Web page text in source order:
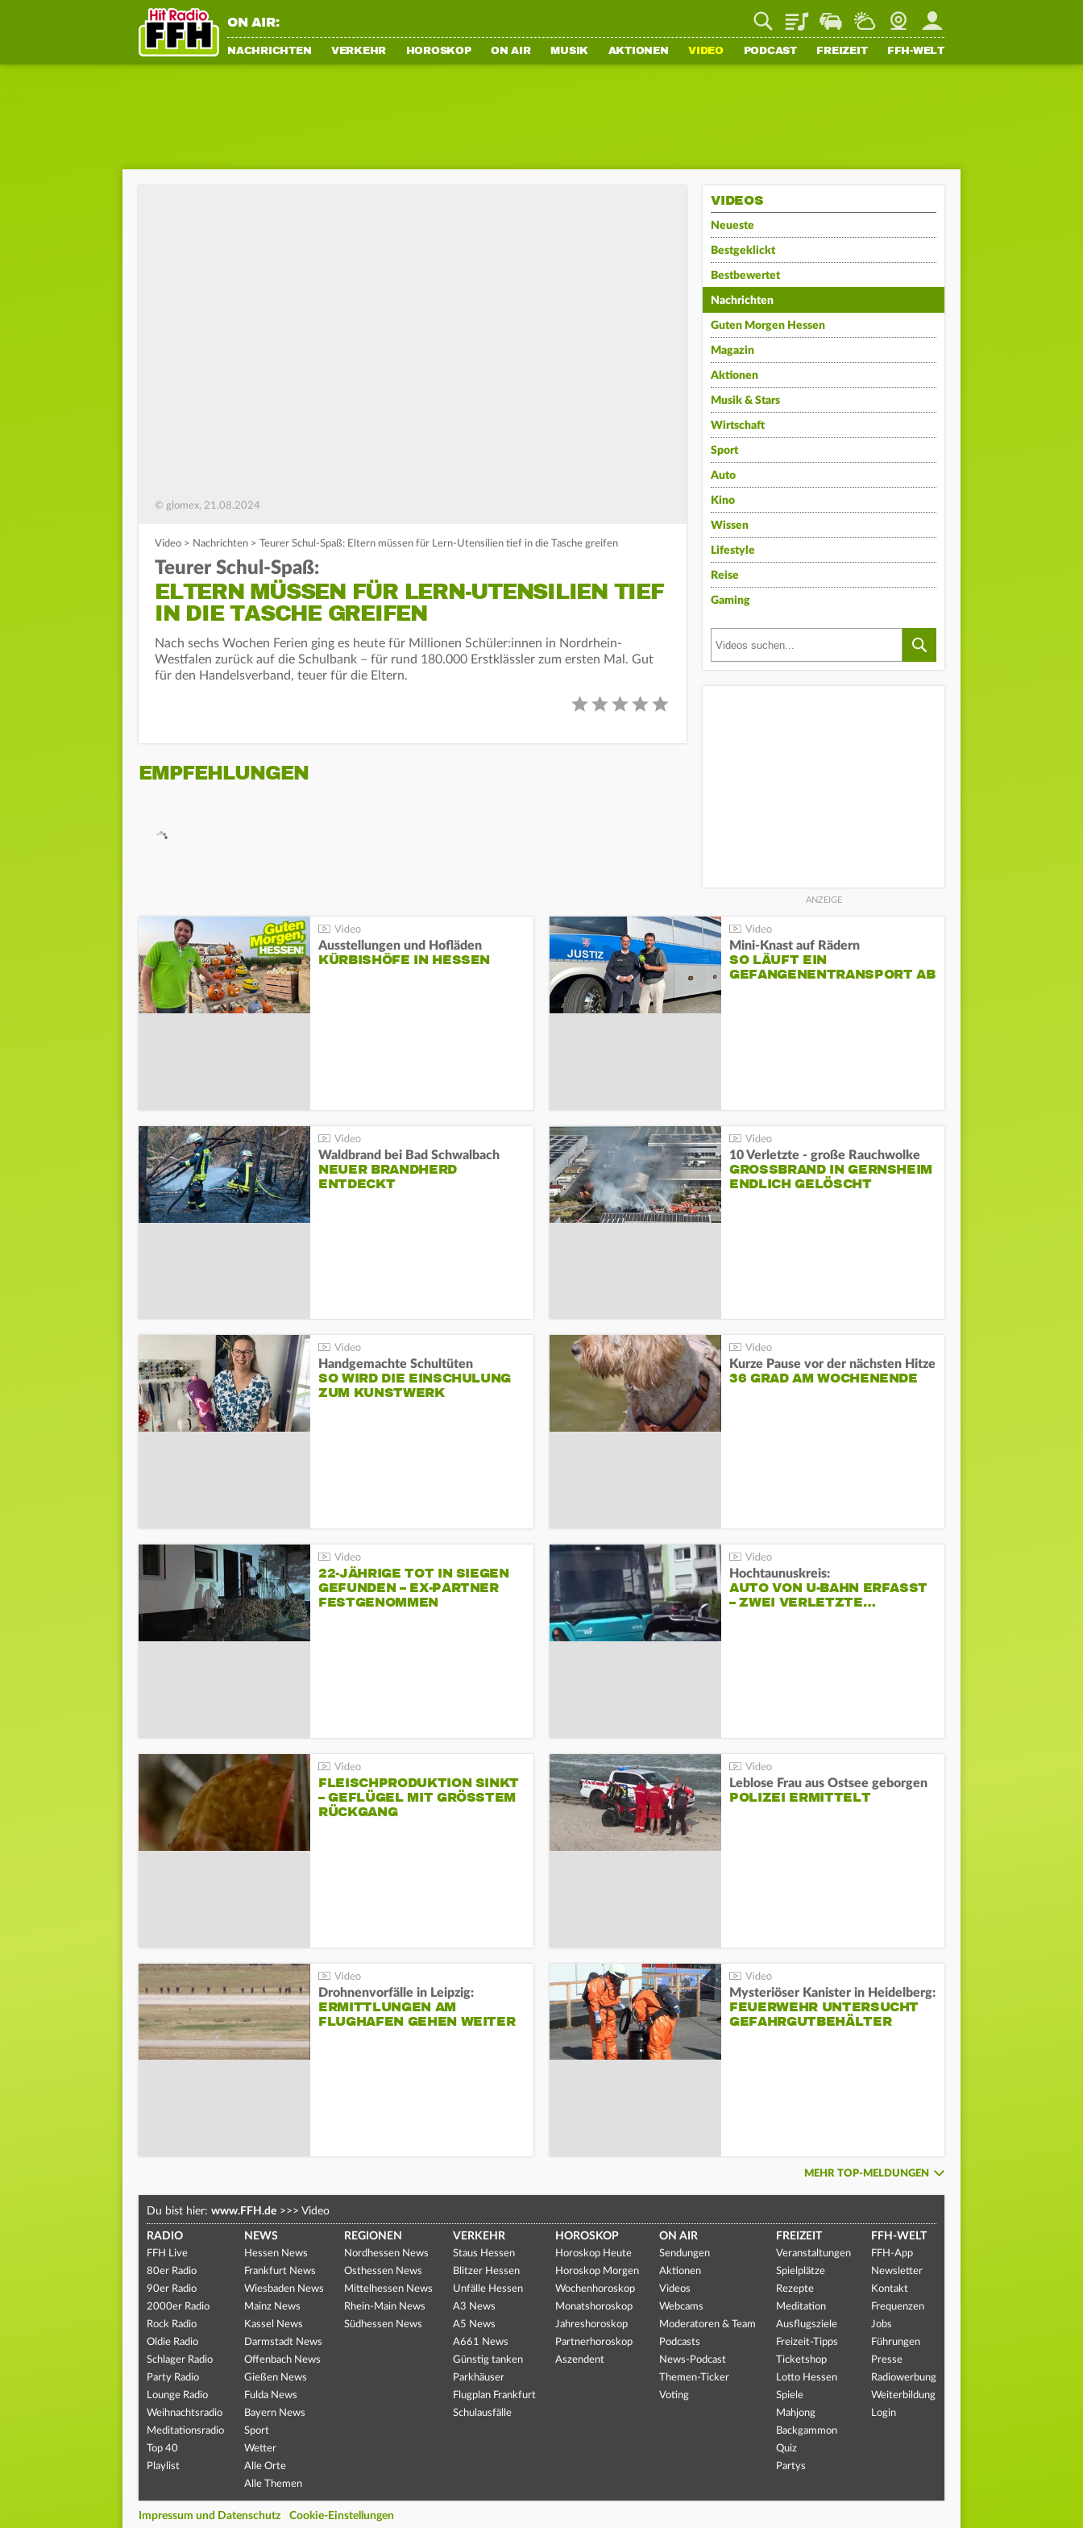
ON AIR: PlaylistStaupilotWetterWebcamMein FFH
NACHRICHTEN VERKEHR HOROSKOP ON AIR MUSIK AKTIONEN VIDEO PODCAST FREIZEIT FFH-WELT
© glomex, 21.08.2024
Video > Nachrichten > Teurer Schul-Spaß: Eltern müssen für Lern-Utensilien tief in die Tasche greifen
Teurer Schul-Spaß:
ELTERN MÜSSEN FÜR LERN-UTENSILIEN TIEF
IN DIE TASCHE GREIFEN
Nach sechs Wochen Ferien ging es heute für Millionen Schüler:innen in Nordrhein-
Westfalen zurück auf die Schulbank – für rund 180.000 Erstklässler zum ersten Mal. Gut
für den Handelsverband, teuer für die Eltern.
EMPFEHLUNGEN
VIDEOS
Neueste
Bestgeklickt
Bestbewertet
Nachrichten
Guten Morgen Hessen
Magazin
Aktionen
Musik & Stars
Wirtschaft
Sport
Auto
Kino
Wissen
Lifestyle
Reise
Gaming
Ausstellungen und Hofläden
KÜRBISHÖFE IN HESSEN
Mini-Knast auf Rädern
SO LÄUFT EIN
GEFANGENENTRANSPORT AB
Waldbrand bei Bad Schwalbach
NEUER BRANDHERD
ENTDECKT
10 Verletzte - große Rauchwolke
GROSSBRAND IN GERNSHEIM E
NDLICH GELÖSCHT
Handgemachte Schultüten
SO WIRD DIE EINSCHULUNG
ZUM KUNSTWERK
Kurze Pause vor der nächsten Hitze
36 GRAD AM WOCHENENDE
22-JÄHRIGE TOT IN SIEGEN
GEFUNDEN – EX-PARTNER
FESTGENOMMEN
Hochtaunuskreis:
AUTO VON U-BAHN ERFASST
– ZWEI VERLETZTE…
FLEISCHPRODUKTION SINKT
– GEFLÜGEL MIT GRÖSSTEM R
ÜCKGANG
Leblose Frau aus Ostsee geborgen
POLIZEI ERMITTELT
Drohnenvorfälle in Leipzig:
ERMITTLUNGEN AM
FLUGHAFEN GEHEN WEITER
Mysteriöser Kanister in Heidelberg:
FEUERWEHR UNTERSUCHT
GEFAHRGUTBEHÄLTER
MEHR TOP-MELDUNGEN
Du bist hier: www.FFH.de >>> Video
RADIO
FFH Live
80er Radio
90er Radio
2000er Radio
Rock Radio
Oldie Radio
Schlager Radio
Party Radio
Lounge Radio
Weihnachtsradio
Meditationsradio
Top 40
Playlist
NEWS
Hessen News
Frankfurt News
Wiesbaden News
Mainz News
Kassel News
Darmstadt News
Offenbach News
Gießen News
Fulda News
Bayern News
Sport
Wetter
Alle Orte
Alle Themen
REGIONEN
Nordhessen News
Osthessen News
Mittelhessen News
Rhein-Main News
Südhessen News
VERKEHR
Staus Hessen
Blitzer Hessen
Unfälle Hessen
A3 News
A5 News
A661 News
Günstig tanken
Parkhäuser
Flugplan Frankfurt
Schulausfälle
HOROSKOP
Horoskop Heute
Horoskop Morgen
Wochenhoroskop
Monatshoroskop
Jahreshoroskop
Partnerhoroskop
Aszendent
ON AIR
Sendungen
Aktionen
Videos
Webcams
Moderatoren & Team
Podcasts
News-Podcast
Themen-Ticker
Voting
FREIZEIT
Veranstaltungen
Spielplätze
Rezepte
Meditation
Ausflugsziele
Freizeit-Tipps
Ticketshop
Lotto Hessen
Spiele
Mahjong
Backgammon
Quiz
Partys
FFH-WELT
FFH-App
Newsletter
Kontakt
Frequenzen
Jobs
Führungen
Presse
Radiowerbung
Weiterbildung
Login
Impressum und Datenschutz Cookie-Einstellungen